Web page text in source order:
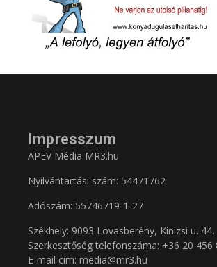
Impresszum
APEV Média MR3.hu
Nyilvántartási szám: 54471762
Adószám: 55746719-1-27
Székhely: 9093 Lovasberény, Kinizsi u. 44.
Szerkesztőség telefonszáma: +36 20 456
E-mail cím: media@mr3.hu